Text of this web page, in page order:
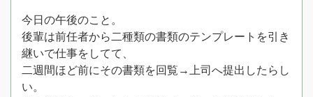
今日の午後のこと。
後輩は前任者から二種類の書類のテンプレートを引き
継いで仕事をしてて、
二週間ほど前にその書類を回覧→上司へ提出したらし
い。